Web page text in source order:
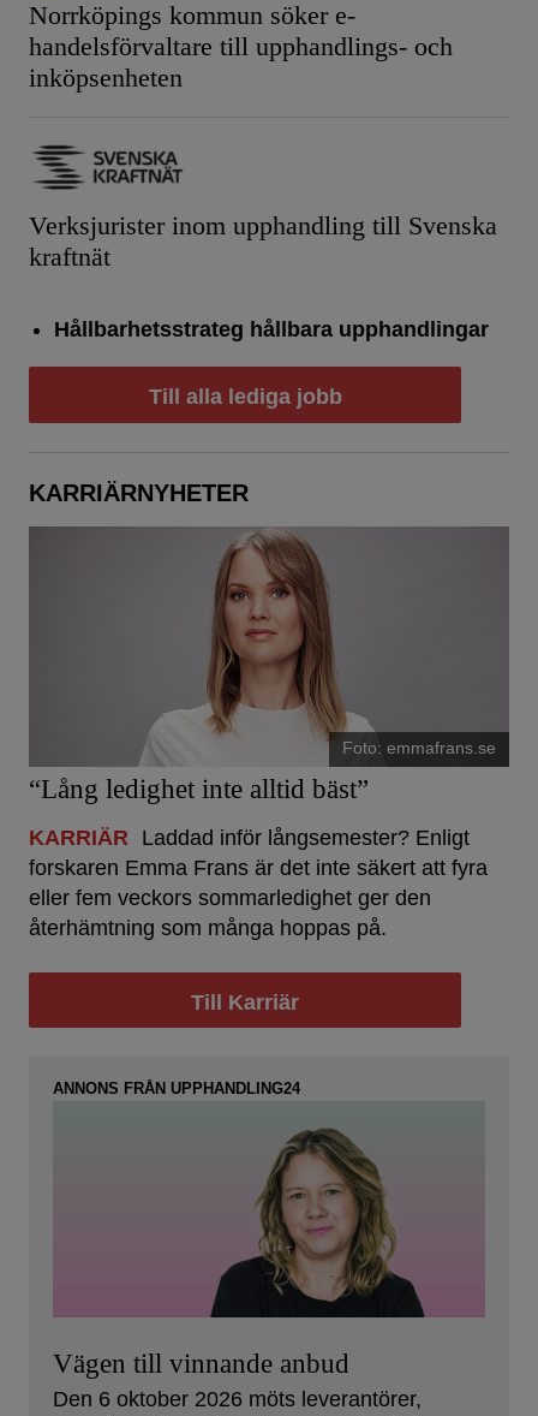
Norrköpings kommun söker e-
handelsförvaltare till upphandlings- och
inköpsenheten
Verksjurister inom upphandling till Svenska
kraftnät
Hållbarhetsstrateg hållbara upphandlingar
Till alla lediga jobb
KARRIÄRNYHETER
Foto: emmafrans.se
“Lång ledighet inte alltid bäst”
KARRIÄR Laddad inför långsemester? Enligt
forskaren Emma Frans är det inte säkert att fyra
eller fem veckors sommarledighet ger den
återhämtning som många hoppas på.
Till Karriär
ANNONS FRÅN UPPHANDLING24
Vägen till vinnande anbud
Den 6 oktober 2026 möts leverantörer,